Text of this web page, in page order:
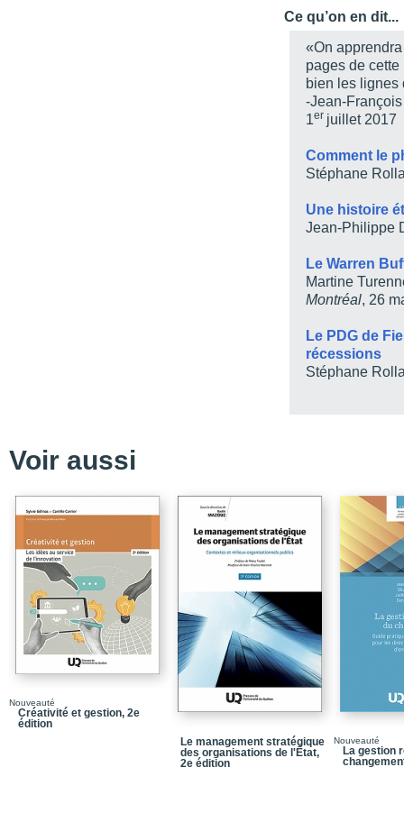
Chapitre 2 / Le déclic
Chapitre 3 / Le coffre à
Chapitre 4 / Don’t
Chapitre 5 / Les
Chapitre 7 / La vente
Chapitre 9 /
Chapitre 11 / Un
Chapitre 12 / La force
Bibliographie /
Notice biographique /
Quatrième de
Ce qu’on en dit...
«On
pages de
bien les lignes
-Jean-
1er juillet 2017
Comment le
Stéphane
Une histoire
Jean-Philippe
Le Warren
Martine
Montréal, 26
Le PDG de
récessions
Stéphane
Voir aussi
Nouveauté
Créativité et gestion, 2e
édition
Le management stratégique
des organisations de l'État,
2e édition
Nouveauté
La gestion